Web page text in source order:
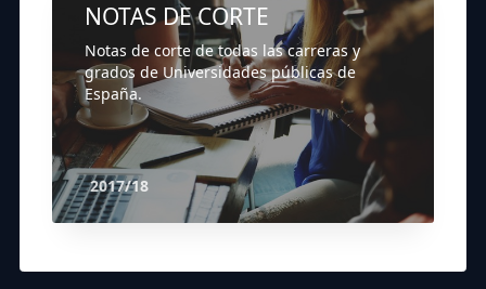
NOTAS DE CORTE
Notas de corte de todas las carreras y
grados de Universidades públicas de
España.
2017/18